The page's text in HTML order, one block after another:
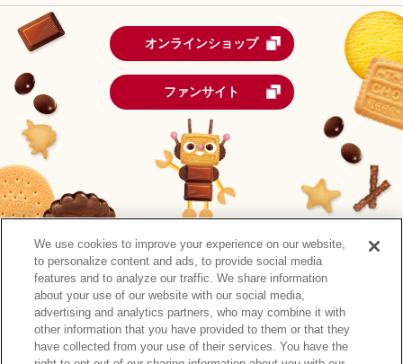
オンラインショップ
ファンサイト
森永製菓公式アカウント一覧
We use cookies to improve your experience on our website,
to personalize content and ads, to provide social media
features and to analyze our traffic. We share information
about your use of our website with our social media,
advertising and analytics partners, who may combine it with
other information that you have provided to them or that they
have collected from your use of their services. You have the